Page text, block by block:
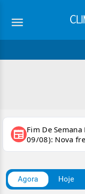
newspaper Fim De
09/08): Nova
para áreas do
Agora Hoje